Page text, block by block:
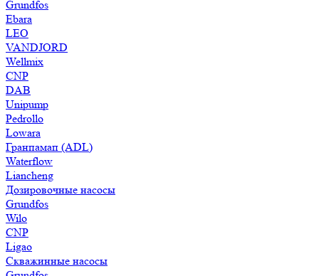
Grundfos
Ebara
LEO
VANDJORD
Wellmix
CNP
DAB
Unipump
Pedrollo
Lowara
Гранпамап (ADL)
Waterflow
Liancheng
Дозировочные насосы
Grundfos
Wilo
CNP
Ligao
Скважинные насосы